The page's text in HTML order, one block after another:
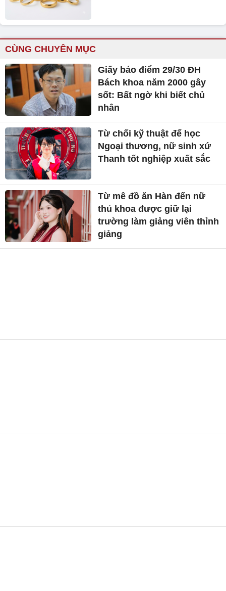
CÙNG CHUYÊN MỤC
Giấy báo điểm 29/30 ĐH
Bách khoa năm 2000 gây
sốt: Bất ngờ khi biết chủ
nhân
Từ chối kỹ thuật để học
Ngoại thương, nữ sinh xứ
Thanh tốt nghiệp xuất sắc
Từ mê đồ ăn Hàn đến nữ
thủ khoa được giữ lại
trường làm giảng viên thỉnh
giảng